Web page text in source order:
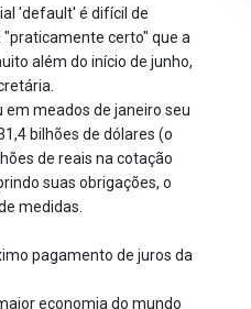
'default' é difícil de
"praticamente certo" que a
além do início de junho,
meados de janeiro seu
bilhões de dólares (o
de reais na cotação
suas obrigações, o
medidas.
pagamento de juros da
economia do mundo